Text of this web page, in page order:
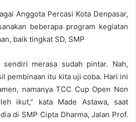
Anggota Percasi Kota Denpasar,
beberapa program kegiatan
baik tingkat SD, SMP
sendiri merasa sudah pintar. Nah,
pembinaan itu kita uji coba. Hari ini
namanya TCC Cup Open Non
ikut,” kata Made Astawa, saat
di SMP Cipta Dharma, Jalan Prof.